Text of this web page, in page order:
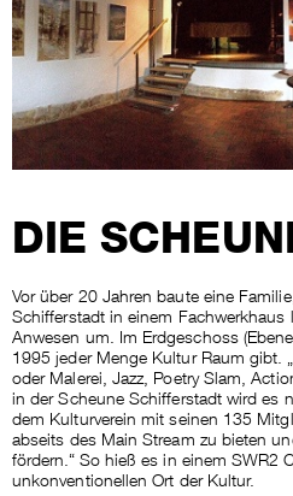
DIE
Vor über 20 Jahren baute eine
Schifferstadt in einem
Anwesen um. Im Erdgeschoss
1995 jeder Menge Kultur Raum gibt.
oder Malerei, Jazz, Poetry Slam,
in der Scheune Schifferstadt wird es
dem Kulturverein mit seinen 135
abseits des Main Stream zu bieten
fördern.“ So hieß es in einem SWR2
unkonventionellen Ort der Kultur.